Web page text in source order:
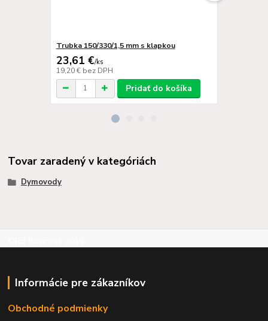
Trubka 150/330/1,5 mm s klapkou
23,61 €/ks
19,20 € bez DPH
Pridať do košíka
Tovar zaradený v kategóriách
Dymovody
Informácie pre zákazníkov
Obchodné podmienky